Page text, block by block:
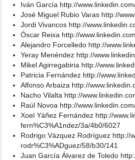
Iván García http://
José Miguel Rubio Varas http://
Jordi Vivancos http://
Óscar Reixa http://
Alejandro Forcelledo http://
Yeray Menéndez http://
Mikel Agirregabiria http://
Patricia Fernández http://
Alfonso Arbaiza http://
Nacho Vilalta http://
Raúl Novoa http://
Xoel Yáñez Fernández http://
fern%C3%A1ndez/3a/4b0/6027
Rodrigo Vázquez Rodríguez http://
rodr%C3%ADguez/58/b30/141
Juan García Álvarez de Toledo